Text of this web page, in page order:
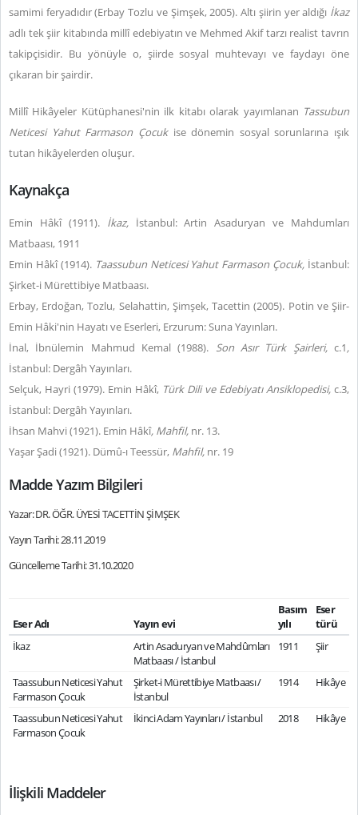
samimi feryadıdır (Erbay Tozlu ve Şimşek, 2005). Altı şiirin yer aldığı İkaz
adlı tek şiir kitabında millî edebiyatın ve Mehmed Akif tarzı realist tavrın
takipçisidir. Bu yönüyle o, şiirde sosyal muhtevayı ve faydayı öne
çıkaran bir şairdir.
Millî Hikâyeler Kütüphanesi'nin ilk kitabı olarak yayımlanan Tassubun
Neticesi Yahut Farmason Çocukise dönemin sosyal sorunlarına ışık
tutan hikâyelerden oluşur.
Kaynakça
Emin Hâkî (1911). İkaz, İstanbul: Artin Asaduryan ve Mahdumları
Matbaası, 1911
Emin Hâkî (1914). Taassubun Neticesi Yahut Farmason Çocuk, İstanbul:
Şirket-i Mürettibiye Matbaası.
Erbay, Erdoğan, Tozlu, Selahattin, Şimşek, Tacettin (2005). Potin ve Şiir-
Emin Hâki'nin Hayatı ve Eserleri, Erzurum: Suna Yayınları.
İnal, İbnülemin Mahmud Kemal (1988). Son Asır Türk Şairleri,c.1,
İstanbul: Dergâh Yayınları.
Selçuk, Hayri (1979). Emin Hâkî, Türk Dili ve Edebiyatı Ansiklopedisi, c.3,
İstanbul: Dergâh Yayınları.
İhsan Mahvi (1921). Emin Hâkî, Mahfil, nr. 13.
Yaşar Şadi (1921). Dümû-ı Teessür, Mahfil, nr. 19
Madde Yazım Bilgileri
Yazar: DR. ÖĞR. ÜYESİ TACETTİN ŞİMŞEK
Yayın Tarihi: 28.11.2019
Güncelleme Tarihi: 31.10.2020
Eser Adı Yayın evi
Basım
yılı
Eser
türü
İkaz
Artin Asaduryan ve Mahdûmları
Matbaası / İstanbul
1911 Şiir
Taassubun Neticesi Yahut
Farmason Çocuk
Şirket-i Mürettibiye Matbaası /
İstanbul
1914 Hikâye
Taassubun Neticesi Yahut
Farmason Çocuk
İkinci Adam Yayınları / İstanbul 2018 Hikâye
İlişkili Maddeler